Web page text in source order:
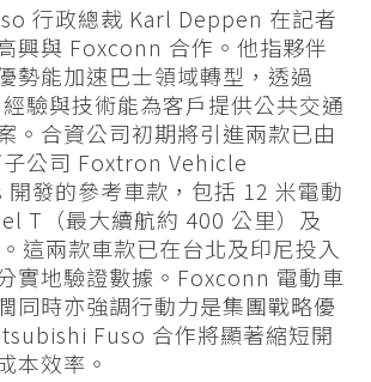
行政總裁 Karl Deppen 在記者
興與 Foxconn 合作。他指夥伴
勢能加速巴士領域轉型，透過
驗與技術能為客戶提供公共交通
。合資公司初期將引進兩款已由
公司 Foxtron Vehicle
發的參考車款，包括 12 米電動
T（最大續航約 400 公里）及
這兩款車款已在台北及印尼投入
實地驗證數據。Foxconn 電動車
同時亦強調行動力是集團戰略優
Fuso 合作將顯著縮短開
本效率。